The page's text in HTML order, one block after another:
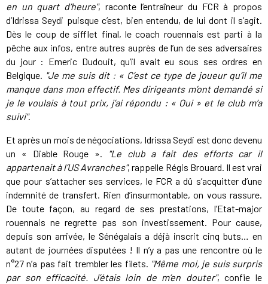
en un quart d’heure", raconte l’entraîneur du FCR à propos
d’Idrissa Seydi puisque c’est, bien entendu, de lui dont il s’agit.
Dès le coup de sifflet final, le coach rouennais est parti à la
pêche aux infos, entre autres auprès de l’un de ses adversaires
du jour : Emeric Dudouit, qu’il avait eu sous ses ordres en
Belgique. "Je me suis dit : « C’est ce type de joueur qu’il me
manque dans mon effectif. Mes dirigeants m’ont demandé si
je le voulais à tout prix, j’ai répondu : « Oui » et le club m’a
suivi".
Et après un mois de négociations, Idrissa Seydi est donc devenu
un « Diable Rouge ».
"Le club a fait des efforts car il
appartenait à l’US Avranches", rappelle Régis Brouard. Il est vrai
que pour s’attacher ses services, le FCR a dû s’acquitter d’une
indemnité de transfert. Rien d’insurmontable, on vous rassure.
De toute façon, au regard de ses prestations, l’Etat-major
rouennais ne regrette pas son investissement. Pour cause,
depuis son arrivée, le Sénégalais a déjà inscrit cinq buts… en
autant de journées disputées ! Il n’y a pas une rencontre où le
n°27 n’a pas fait trembler les filets. "Même moi, je suis surpris
par son efficacité. J’étais loin de m’en douter", confie le